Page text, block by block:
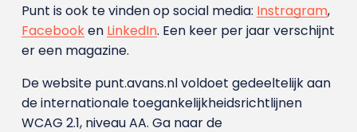
Punt is ook te vinden op social media: Instragram,
Facebooken LinkedIn. Een keer per jaar verschijnt
er een magazine.
De website punt.avans.nl voldoet gedeeltelijk aan
de internationale toegankelijkheidsrichtlijnen
WCAG 2.1, niveau AA. Ga naar de